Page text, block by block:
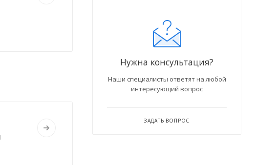
Нужна консультация?
Наши специалисты ответят на любой
интересующий вопрос
ЗАДАТЬ ВОПРОС